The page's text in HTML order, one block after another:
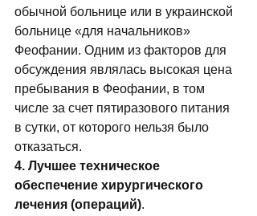
обычной больнице или в украинской
больнице «для начальников»
Феофании. Одним из факторов для
обсуждения являлась высокая цена
пребывания в Феофании, в том
числе за счет пятиразового питания
в сутки, от которого нельзя было
отказаться.
4. Лучшее техническое
обеспечение хирургического
лечения (операций).